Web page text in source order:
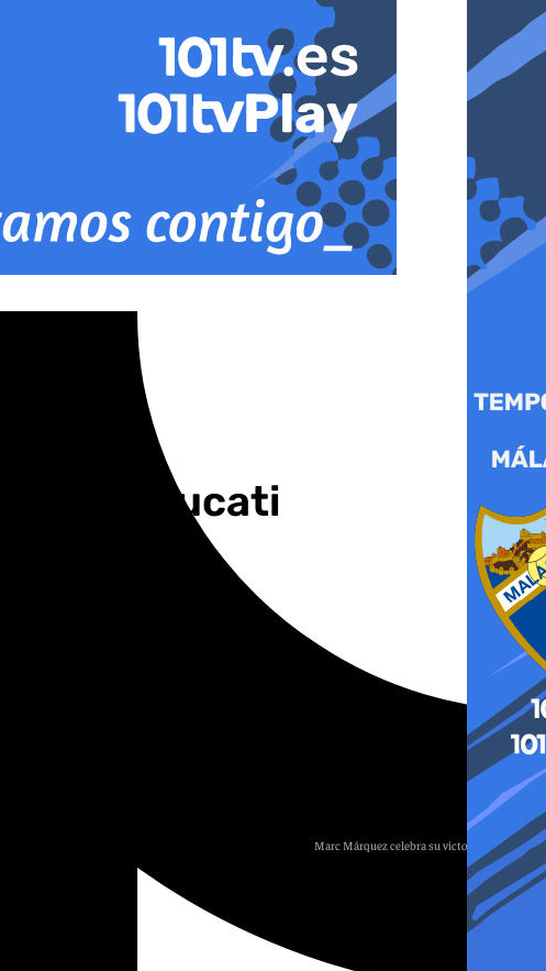
con Ducati
Marc Márquez celebra su victoria con Ducati
E.P.